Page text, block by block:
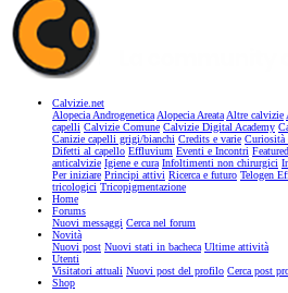
Calvizie.net
Alopecia AndrogeneticaAlopecia AreataAltre calvizie
capelli Calvizie Comune Calvizie Digital Academy
Canizie capelli grigi/bianchi Credits e varie Curiosità
Difetti al capello Effluvium Eventi e Incontri Featured
anticalvizie Igiene e cura Infoltimenti non chirurgici
Per iniziare Principi attivi Ricerca e futuro Telogen
tricologici Tricopigmentazione
Home
Forums
Nuovi messaggi Cerca nel forum
Novità
Nuovi post Nuovi stati in bacheca Ultime attività
Utenti
Visitatori attuali Nuovi post del profilo Cerca post
Shop